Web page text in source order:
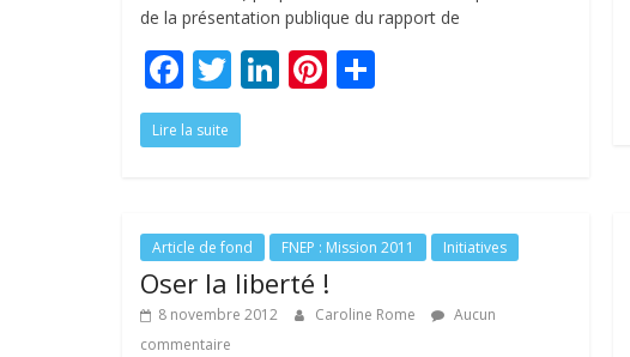
de la présentation publique du rapport de
F
ac
e
o
o
k
T
w
itt
Li
dI
n
Pi
st er
Lire la suite
Article de fond FNEP : Mission 2011 Initiatives
Oser la liberté !
8 novembre 2012 Caroline Rome
Aucun
commentaire